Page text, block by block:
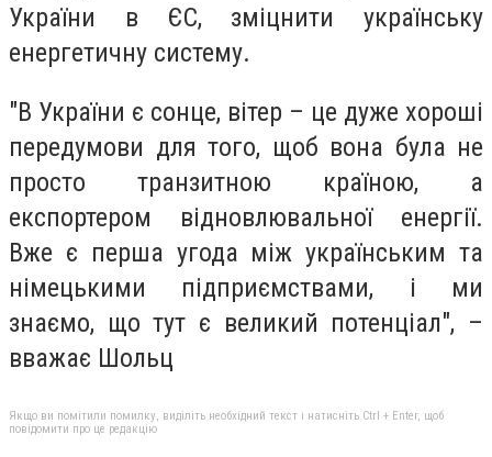
України в ЄС, зміцнити українську
енергетичну систему.
"В України є сонце, вітер – це дуже хороші
передумови для того, щоб вона була не
просто транзитною країною, а
експортером відновлювальної енергії.
Вже є перша угода між українським та
німецькими підприємствами, і ми
знаємо, що тут є великий потенціал", –
вважає Шольц
Якщо ви помітили помилку, виділіть необхідний текст і натисніть Ctrl + Enter, щоб
повідомити про це редакцію